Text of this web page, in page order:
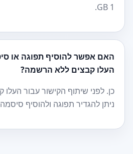
1 GB.
האם אפשר להוסיף תפוגה או
העלו קבצים ללא הרשמה?
כן. לפני שיתוף הקישור עבור
ניתן להגדיר תפוגה ולהוסיף סיסמה